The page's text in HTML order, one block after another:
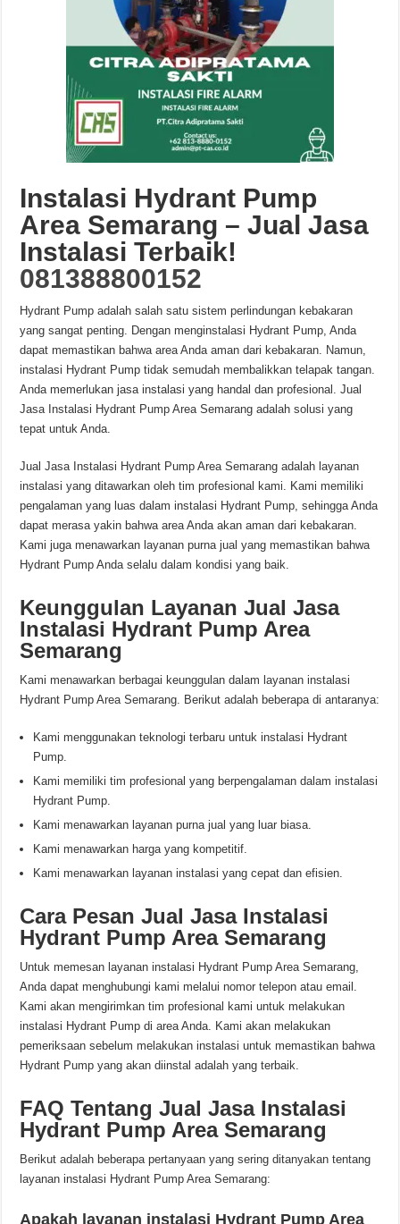
Instalasi Hydrant Pump
Area Semarang – Jual Jasa
Instalasi Terbaik!
081388800152
Hydrant Pump adalah salah satu sistem perlindungan kebakaran
yang sangat penting. Dengan menginstalasi Hydrant Pump, Anda
dapat memastikan bahwa area Anda aman dari kebakaran. Namun,
instalasi Hydrant Pump tidak semudah membalikkan telapak tangan.
Anda memerlukan jasa instalasi yang handal dan profesional. Jual
Jasa Instalasi Hydrant Pump Area Semarang adalah solusi yang
tepat untuk Anda.
Jual Jasa Instalasi Hydrant Pump Area Semarang adalah layanan
instalasi yang ditawarkan oleh tim profesional kami. Kami memiliki
pengalaman yang luas dalam instalasi Hydrant Pump, sehingga Anda
dapat merasa yakin bahwa area Anda akan aman dari kebakaran.
Kami juga menawarkan layanan purna jual yang memastikan bahwa
Hydrant Pump Anda selalu dalam kondisi yang baik.
Keunggulan Layanan Jual Jasa
Instalasi Hydrant Pump Area
Semarang
Kami menawarkan berbagai keunggulan dalam layanan instalasi
Hydrant Pump Area Semarang. Berikut adalah beberapa di antaranya:
Kami menggunakan teknologi terbaru untuk instalasi Hydrant
Pump.
Kami memiliki tim profesional yang berpengalaman dalam instalasi
Hydrant Pump.
Kami menawarkan layanan purna jual yang luar biasa.
Kami menawarkan harga yang kompetitif.
Kami menawarkan layanan instalasi yang cepat dan efisien.
Cara Pesan Jual Jasa Instalasi
Hydrant Pump Area Semarang
Untuk memesan layanan instalasi Hydrant Pump Area Semarang,
Anda dapat menghubungi kami melalui nomor telepon atau email.
Kami akan mengirimkan tim profesional kami untuk melakukan
instalasi Hydrant Pump di area Anda. Kami akan melakukan
pemeriksaan sebelum melakukan instalasi untuk memastikan bahwa
Hydrant Pump yang akan diinstal adalah yang terbaik.
FAQ Tentang Jual Jasa Instalasi
Hydrant Pump Area Semarang
Berikut adalah beberapa pertanyaan yang sering ditanyakan tentang
layanan instalasi Hydrant Pump Area Semarang:
Apakah layanan instalasi Hydrant Pump Area